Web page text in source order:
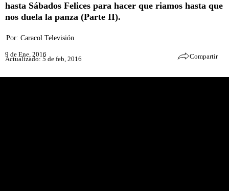
hasta Sábados Felices para hacer que riamos hasta que
nos duela la panza (Parte II).
Por: Caracol Televisión
9 de Ene, 2016
Actualizado: 5 de feb, 2016 Compartir